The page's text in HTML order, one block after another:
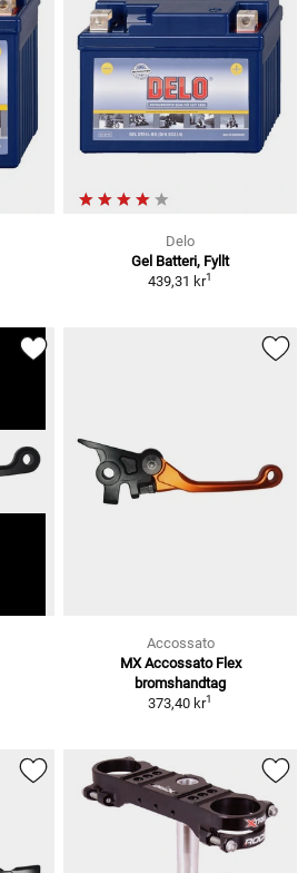
Delo
Gel Batteri, Fyllt
439,31 kr1
Accossato
MX Accossato Flex
bromshandtag
373,40 kr1